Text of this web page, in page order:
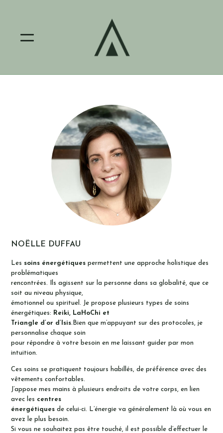
NOËLLE DUFFAU
Les soins énergétiques permettent une approche holistique des
problématiques
rencontrées. Ils agissent sur la personne dans sa globalité, que ce
soit au niveau physique,
émotionnel ou spirituel. Je propose plusieurs types de soins
énergétiques: Reiki, LaHoChi et
Triangle d’or d’Isis.Bien que m’appuyant sur des protocoles, je
personnalise chaque soin
pour répondre à votre besoin en me laissant guider par mon
intuition.
Ces soins se pratiquent toujours habillés, de préférence avec des
vêtements confortables.
J’appose mes mains à plusieurs endroits de votre corps, en lien
avec les centres
énergétiques de celui-ci. L’énergie va généralement là où vous en
avez le plus besoin.
Si vous ne souhaitez pas être touché, il est possible d’effectuer le